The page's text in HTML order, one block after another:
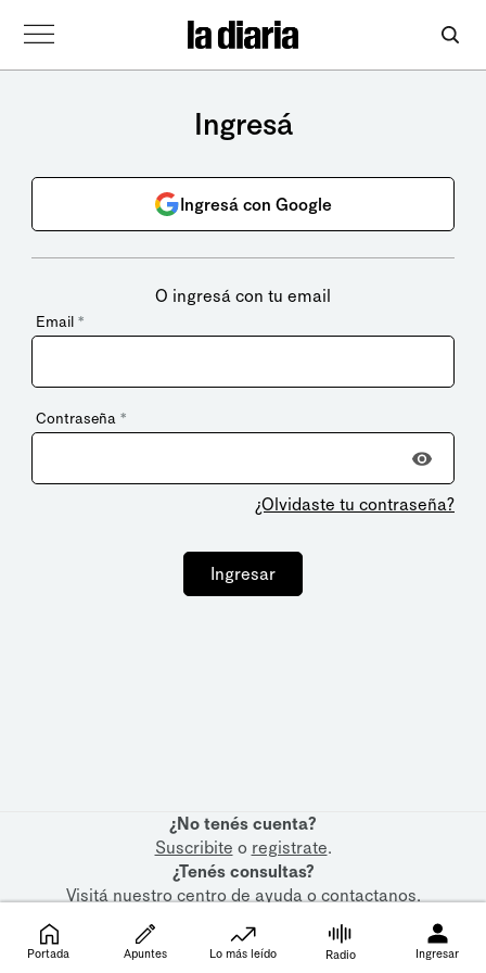
Ingresá
Ingresá con Google
O ingresá con tu email
Email *
Contraseña *
¿Olvidaste tu contraseña?
Ingresar
¿No tenés cuenta?
Suscribite o registrate.
¿Tenés consultas?
Visitá nuestrocentro de ayudaocontactanos.
Portada Apuntes Lo más leído Radio Ingresar